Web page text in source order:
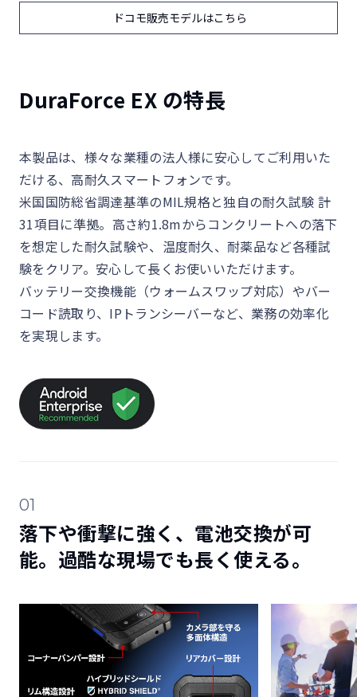
ドコモ販売モデルはこちら
DuraForce EX の特長
本製品は、様々な業種の法人様に安心してご利用いた
だける、高耐久スマートフォンです。
米国国防総省調達基準のMIL規格と独自の耐久試験 計
31項目に準拠。高さ約1.8mからコンクリートへの落下
を想定した耐久試験や、温度耐久、耐薬品など各種試
験をクリア。安心して長くお使いいただけます。
バッテリー交換機能（ウォームスワップ対応）やバー
コード読取り、IPトランシーバーなど、業務の効率化
を実現します。
01
落下や衝撃に強く、電池交換が可
能。過酷な現場でも長く使える。